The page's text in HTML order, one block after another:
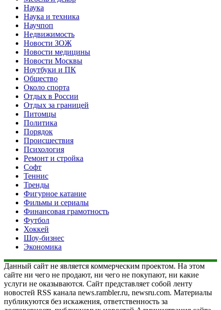
Наука
Наука и техника
Научпоп
Недвижимость
Новости ЗОЖ
Новости медицины
Новости Москвы
Ноутбуки и ПК
Общество
Около спорта
Отдых в России
Отдых за границей
Питомцы
Политика
Порядок
Происшествия
Психология
Ремонт и стройка
Софт
Теннис
Тренды
Фигурное катание
Фильмы и сериалы
Финансовая грамотность
Футбол
Хоккей
Шоу-бизнес
Экономика
Данный сайт не является коммерческим проектом. На этом
сайте ни чего не продают, ни чего не покупают, ни какие
услуги не оказываются. Сайт представляет собой ленту
новостей RSS канала news.rambler.ru, newsru.com. Материалы
публикуются без искажения, ответственность за